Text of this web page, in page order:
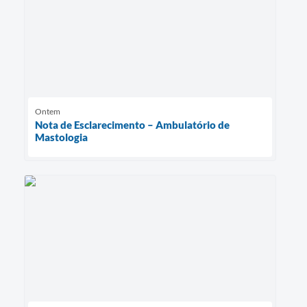
Ontem
Nota de Esclarecimento – Ambulatório de
Mastologia